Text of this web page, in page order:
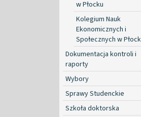
w Płocku
Kolegium Nauk
Ekonomicznych i
Społecznych w
Dokumentacja kontroli i
raporty
Wybory
Sprawy Studenckie
Szkoła doktorska